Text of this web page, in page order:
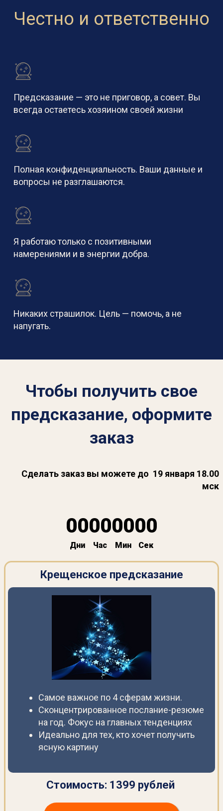
Честно и ответственно
Предсказание — это не приговор, а совет. Вы
всегда остаетесь хозяином своей жизни
Полная конфиденциальность. Ваши данные и
вопросы не разглашаются.
Я работаю только с позитивными
намерениями и в энергии добра.
Никаких страшилок. Цель — помочь, а не
напугать.
Чтобы получить свое
предсказание, оформите
заказ
Сделать заказ вы можете до 19 января 18.00
мск
00
Дни
00
Час
00
Мин
00
Сек
Крещенское предсказание
Самое важное по 4 сферам жизни.
Сконцентрированное послание-резюме
на год. Фокус на главных тенденциях
Идеально для тех, кто хочет получить
ясную картину
Стоимость: 1399 рублей